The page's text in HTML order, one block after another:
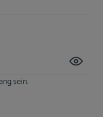
sein.